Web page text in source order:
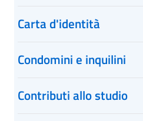
Carta d'identità
Condomini e inquilini
Contributi allo studio